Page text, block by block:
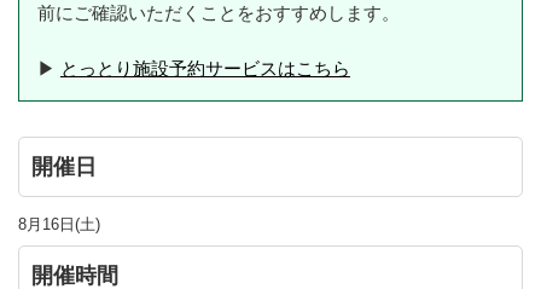
前にご確認いただくことをおすすめします。
▶ とっとり施設予約サービスはこちら
開催日
8月16日(土)
開催時間